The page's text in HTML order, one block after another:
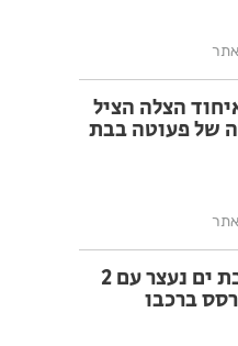
הצלה הציל
של פעוטה בבת
תושב בת ים נעצר עם 2
ברכבו